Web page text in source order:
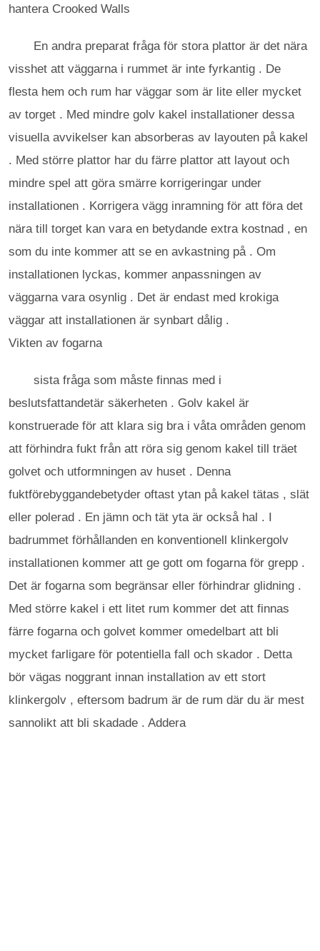
hantera Crooked Walls
En andra preparat fråga för stora plattor är det nära
visshet att väggarna i rummet är inte fyrkantig . De
flesta hem och rum har väggar som är lite eller mycket
av torget . Med mindre golv kakel installationer dessa
visuella avvikelser kan absorberas av layouten på kakel
. Med större plattor har du färre plattor att layout och
mindre spel att göra smärre korrigeringar under
installationen . Korrigera vägg inramning för att föra det
nära till torget kan vara en betydande extra kostnad , en
som du inte kommer att se en avkastning på . Om
installationen lyckas, kommer anpassningen av
väggarna vara osynlig . Det är endast med krokiga
väggar att installationen är synbart dålig .
Vikten av fogarna
sista fråga som måste finnas med i
beslutsfattandetär säkerheten . Golv kakel är
konstruerade för att klara sig bra i våta områden genom
att förhindra fukt från att röra sig genom kakel till träet
golvet och utformningen av huset . Denna
fuktförebyggandebetyder oftast ytan på kakel tätas , slät
eller polerad . En jämn och tät yta är också hal . I
badrummet förhållanden en konventionell klinkergolv
installationen kommer att ge gott om fogarna för grepp .
Det är fogarna som begränsar eller förhindrar glidning .
Med större kakel i ett litet rum kommer det att finnas
färre fogarna och golvet kommer omedelbart att bli
mycket farligare för potentiella fall och skador . Detta
bör vägas noggrant innan installation av ett stort
klinkergolv , eftersom badrum är de rum där du är mest
sannolikt att bli skadade . Addera